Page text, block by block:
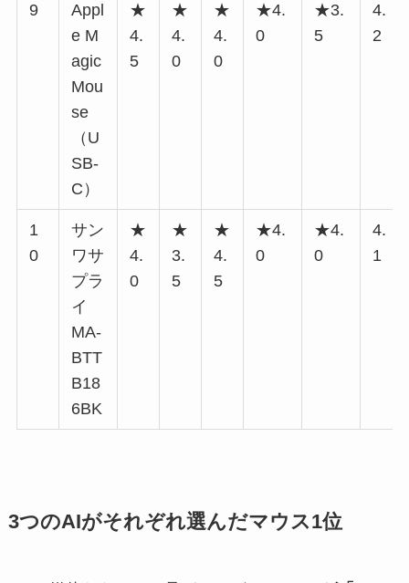
9
Appl
e M
agic
Mou
se
（U
SB-
C）
★
4.
5
★
4.
0
★
4.
0
★4.
0
★3.
5
4.
2
1
0
サン
ワサ
プラ
イ
MA-
BTT
B18
6BK
★
4.
0
★
3.
5
★
4.
5
★4.
0
★4.
0
4.
1
3つのAIがそれぞれ選んだマウス1位